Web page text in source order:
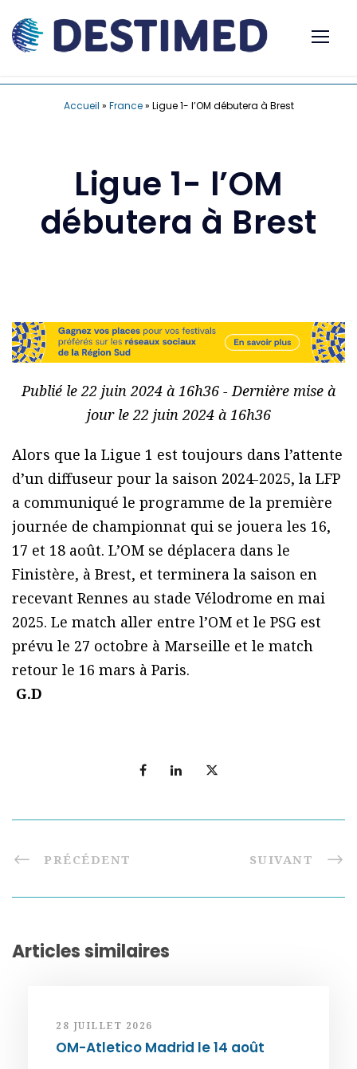
Accueil » France» Ligue 1- l’OM débutera à Brest
Ligue 1- l’OM
débutera à Brest
Publié le 22 juin 2024 à 16h36 - Dernière mise à
jour le 22 juin 2024 à 16h36
Alors que la Ligue 1 est toujours dans l’attente
d’un diffuseur pour la saison 2024-2025, la LFP
a communiqué le programme de la première
journée de championnat qui se jouera les 16,
17 et 18 août. L’OM se déplacera dans le
Finistère, à Brest, et terminera la saison en
recevant Rennes au stade Vélodrome en mai
2025. Le match aller entre l’OM et le PSG est
prévu le 27 octobre à Marseille et le match
retour le 16 mars à Paris.
G.D
PRÉCÉDENT SUIVANT
Articles similaires
28 JUILLET 2026
OM-Atletico Madrid le 14 août